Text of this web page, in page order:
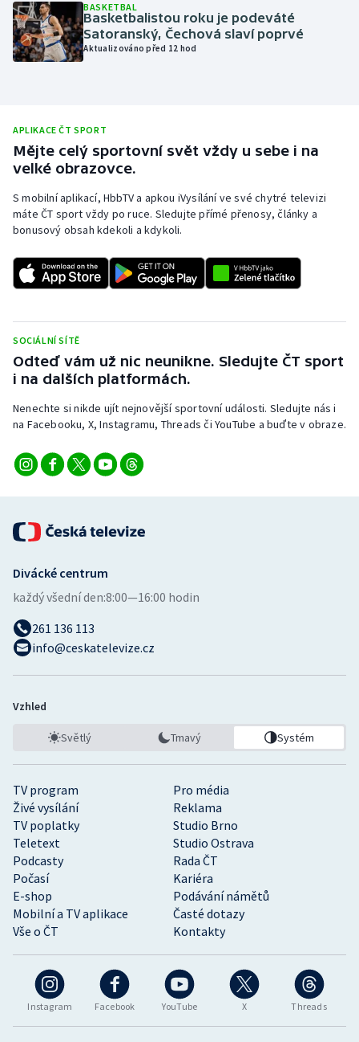
Parasport
Plavání
Rychlostní kanoistika
Short track
Stolní tenis
Triatlon
Veslování
Vodní slalom
Ostatní
BASKETBAL
Basketbalistou roku je podeváté
Satoranský, Čechová slaví poprvé
Aktualizováno před 12 hod
APLIKACE ČT SPORT
Mějte celý sportovní svět vždy u sebe i na
velké obrazovce.
S mobilní aplikací, HbbTV a apkou iVysílání ve své chytré televizi
máte ČT sport vždy po ruce. Sledujte přímé přenosy, články a
bonusový obsah kdekoli a kdykoli.
SOCIÁLNÍ SÍTĚ
Odteď vám už nic neunikne. Sledujte ČT sport
i na dalších platformách.
Nenechte si nikde ujít nejnovější sportovní události. Sledujte nás i
na Facebooku, X, Instagramu, Threads či YouTube a buďte v obraze.
Instagram Facebook YouTube X Threads
TV program
Pro média
Živé vysílání
Reklama
TV poplatky
Studio Brno
Teletext
Studio Ostrava
Podcasty
Rada ČT
Počasí
Kariéra
E-shop
Podávání námětů
Mobilní a TV aplikace
Časté dotazy
Vše o ČT
Kontakty
Divácké centrum
každý všední den:8:00—16:00 hodin
261 136 113
info@ceskatelevize.cz
Vzhled
Světlý Tmavý Systém